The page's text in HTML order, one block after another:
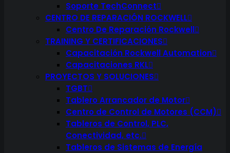
Soporte TechConnect
CENTRO DE REPARACIÓN ROCKWELL
Centro De Reparación Rockwell
TRAINING Y CERTIFICACIONES
Capacitación Rockwell Automation
Capacitaciones RKL
PROYECTOS Y SOLUCIONES
TGBT
Tablero Arrancador de Motor
Centro de Control de Motores (CCM)
Tableros de Control, PLC,
Conectividad, etc.
Tableros de Sistemas de Energía